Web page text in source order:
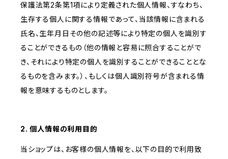
保護法第2条第1項により定義された個人情報、すなわち、
生存する個人に関する情報であって、当該情報に含まれる
氏名、生年月日その他の記述等により特定の個人を識別す
ることができるもの（他の情報と容易に照合することがで
き、それにより特定の個人を識別することができることとな
るものを含みます。）、もしくは個人識別符号が含まれる情
報を意味するものとします。
2. 個人情報の利用目的
当ショップは、お客様の個人情報を、以下の目的で利用致